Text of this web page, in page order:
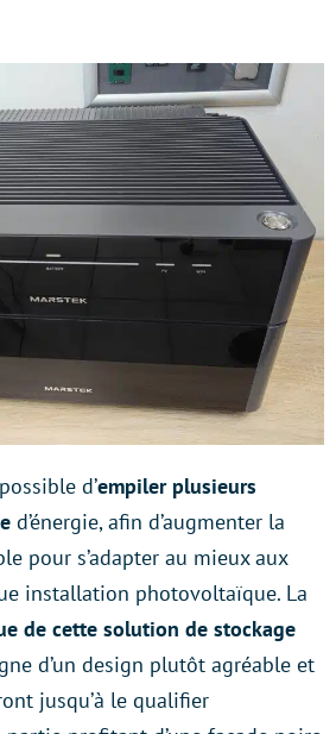
d’empiler plusieurs
d’énergie, afin d’augmenter la
pour s’adapter au mieux aux
installation photovoltaïque. La
de cette solution de stockage
d’un design plutôt agréable et
jusqu’à le qualifier